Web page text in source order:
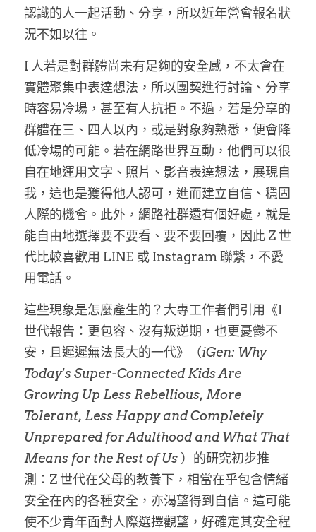
認識的人一起活動、分享，所以近年營會報名狀
況不如以往。
I 人若是對群體尚未有足夠的安全感，不太會在
實體聚集中表達想法，所以團契進行討論、分享
時容易冷場，甚至有人抗拒。不過，若是分享的
群體在三、四人以內，或是對象夠熟悉，便會降
低冷場的可能。若在網路世界互動，他們可以很
自在地運用文字、照片、影音表達想法，展現自
我，這也是獲得他人認可，進而建立自信、穩固
人際的機會。此外，網路社群還有個好處，就是
能自由地選擇要不要看、要不要回覆，因此 Z 世
代比較喜歡用 LINE 或 Instagram 聯繫，不愛
用電話。
這些現象是怎麼產生的？大專工作者們引用《I
世代報告：更包容、沒有叛逆期，也更憂鬱不
安，且遲遲無法長大的一代》（iGen: Why
Today's Super-Connected Kids Are
Growing Up Less Rebellious, More
Tolerant, Less Happy and Completely
Unprepared for Adulthood and What That
Means for the Rest of Us ）的研究初步推
測：Z 世代在父母的教養下，相當在乎包含情緒
安全在內的各種安全，亦渴望得到自信。這可能
使不少青年面對人際選擇觀望，好確定其安全程